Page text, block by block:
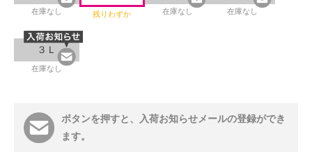
在庫なし 残りわずか 在庫なし 在庫なし
３Ｌ
在庫なし
ボタンを押すと、入荷お知らせメールの登録ができ
ます。